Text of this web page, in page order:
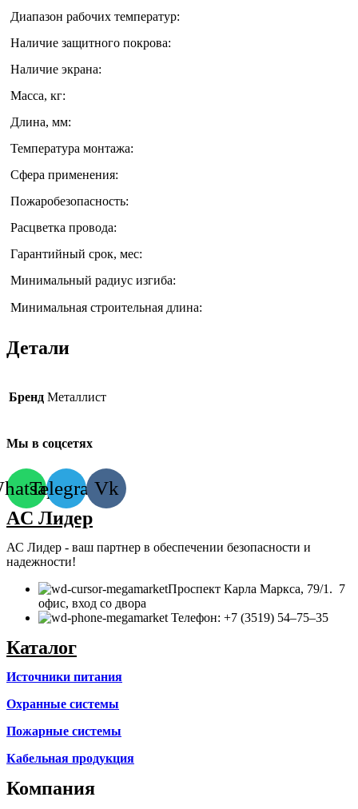
Диапазон рабочих температур:
Наличие защитного покрова:
Наличие экрана:
Масса, кг:
Длина, мм:
Температура монтажа:
Сфера применения:
Пожаробезопасность:
Расцветка провода:
Гарантийный срок, мес:
Минимальный радиус изгиба:
Минимальная строительная длина:
Детали
Бренд Металлист
Мы в соцсетях
TelegramVk
AC Лидер
АС Лидер - ваш партнер в обеспечении безопасности и
надежности!
​Проспект Карла Маркса, 79/1. 7
офис, вход со двора
Телефон: +7 (3519) 54‒75‒35
Каталог
Источники питания
Охранные системы
Пожарные системы
Кабельная продукция
Компания